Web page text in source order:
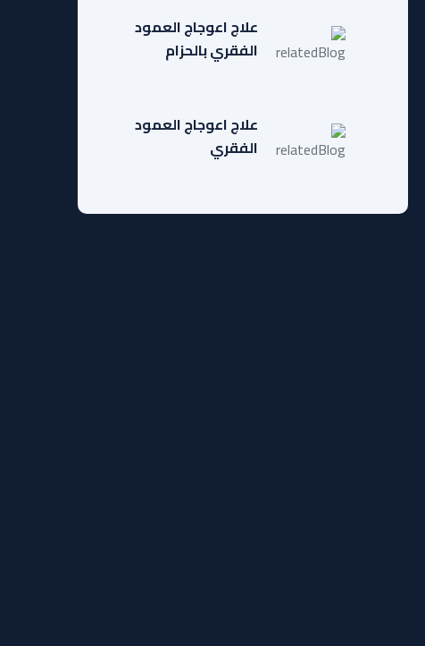
علاج اعوجاج العمود
الفقري بالحزام
علاج اعوجاج العمود
الفقري